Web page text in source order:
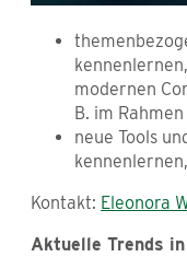
modernen
B. im
neue Tools
Kontakt: Eleonora
Aktuelle Trends